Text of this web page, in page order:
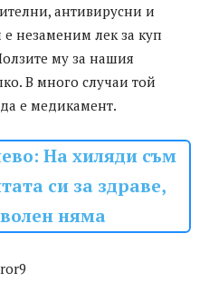
антивирусни и
е незаменим лек за куп
му за нашия
В много случаи той
е медикамент.
На хиляди съм
си за здраве,
няма